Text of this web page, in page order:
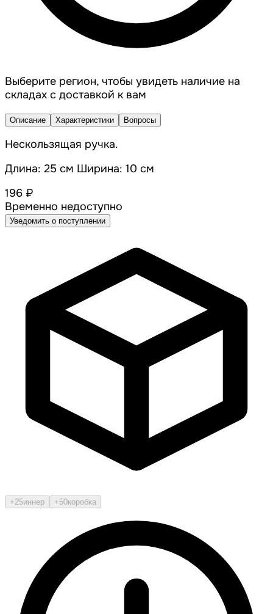
Выберите регион, чтобы увидеть наличие на
складах с доставкой к вам
Описание Характеристики Вопросы
Нескользящая ручка.
Длина: 25 см Ширина: 10 см
196 ₽
Временно недоступно
Уведомить о поступлении
+25иннер +50коробка